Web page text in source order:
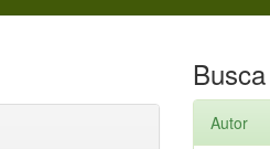
Autor